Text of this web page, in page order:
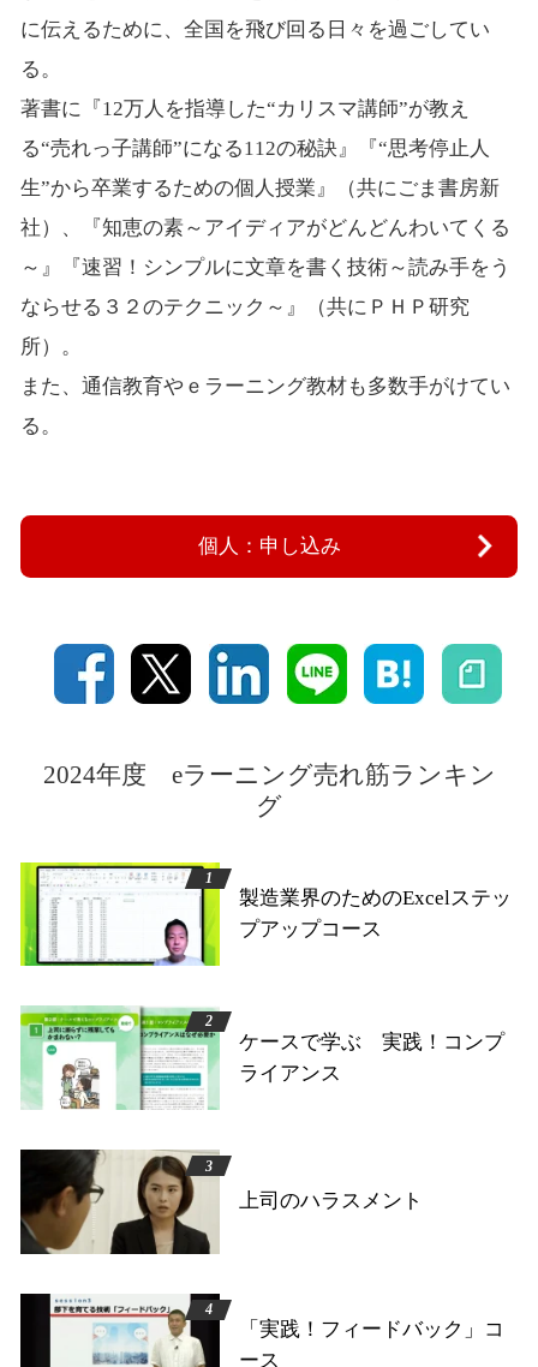
に伝えるために、全国を飛び回る日々を過ごしてい
る。
著書に『12万人を指導した“カリスマ講師”が教え
る“売れっ子講師”になる112の秘訣』『“思考停止人
生”から卒業するための個人授業』（共にごま書房新
社）、『知恵の素～アイディアがどんどんわいてくる
～』『速習！シンプルに文章を書く技術～読み手をう
ならせる３２のテクニック～』（共にＰＨＰ研究
所）。
また、通信教育やｅラーニング教材も多数手がけてい
る。
個人：申し込み
2024年度 eラーニング売れ筋ランキン
グ
製造業界のためのExcelステッ
プアップコース
ケースで学ぶ 実践！コンプ
ライアンス
上司のハラスメント
「実践！フィードバック」コ
ース